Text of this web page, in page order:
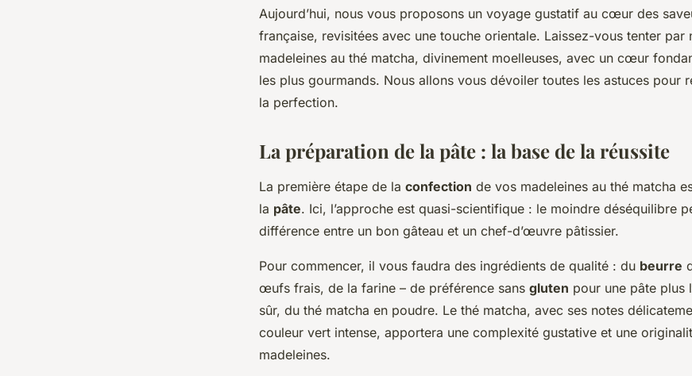
Quelles astuces pour confectionner
des madeleines au thé matcha
moelleuses avec un cœur fondant?
Aujourd’hui, nous vous proposons un voyage gustatif au cœur des
française, revisitées avec une touche orientale. Laissez-vous tenter par
madeleines au thé matcha, divinement moelleuses, avec un cœur
les plus gourmands. Nous allons vous dévoiler toutes les astuces pour
la perfection.
La préparation de la pâte : la base de la réussite
La première étape de la confection de vos madeleines au thé matcha
la pâte. Ici, l’approche est quasi-scientifique : le moindre déséquilibre
différence entre un bon gâteau et un chef-d’œuvre pâtissier.
Pour commencer, il vous faudra des ingrédients de qualité : du beurre
œufs frais, de la farine – de préférence sans gluten pour une pâte plus
sûr, du thé matcha en poudre. Le thé matcha, avec ses notes
couleur vert intense, apportera une complexité gustative et une
madeleines.